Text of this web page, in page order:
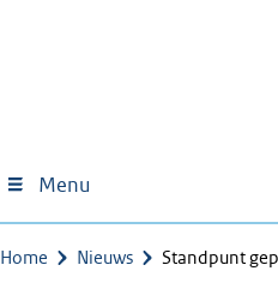
Menu
Home Nieuws Standpunt